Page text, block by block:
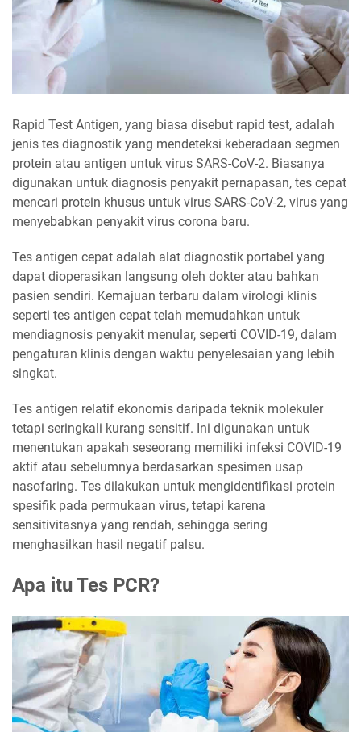
Rapid Test Antigen, yang biasa disebut rapid test, adalah
jenis tes diagnostik yang mendeteksi keberadaan segmen
protein atau antigen untuk virus SARS-CoV-2. Biasanya
digunakan untuk diagnosis penyakit pernapasan, tes cepat
mencari protein khusus untuk virus SARS-CoV-2, virus yang
menyebabkan penyakit virus corona baru.
Tes antigen cepat adalah alat diagnostik portabel yang
dapat dioperasikan langsung oleh dokter atau bahkan
pasien sendiri. Kemajuan terbaru dalam virologi klinis
seperti tes antigen cepat telah memudahkan untuk
mendiagnosis penyakit menular, seperti COVID-19, dalam
pengaturan klinis dengan waktu penyelesaian yang lebih
singkat.
Tes antigen relatif ekonomis daripada teknik molekuler
tetapi seringkali kurang sensitif. Ini digunakan untuk
menentukan apakah seseorang memiliki infeksi COVID-19
aktif atau sebelumnya berdasarkan spesimen usap
nasofaring. Tes dilakukan untuk mengidentifikasi protein
spesifik pada permukaan virus, tetapi karena
sensitivitasnya yang rendah, sehingga sering
menghasilkan hasil negatif palsu.
Apa itu Tes PCR?